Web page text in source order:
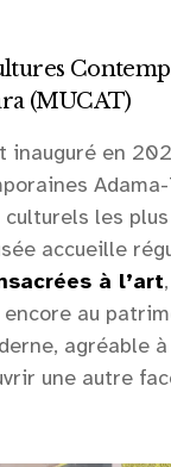
(MUCAT)
inauguré en
culturels les
accueille
à l’art
au
agréable
une autre